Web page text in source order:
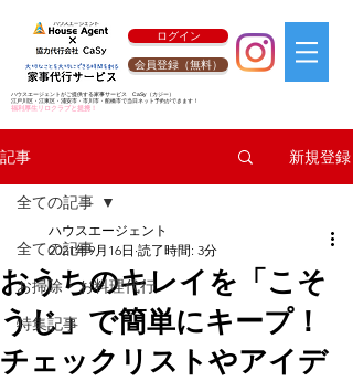
ログイン
会員登録（無料）
ハウスエージェントがご提供する家事サービス CaSy （カジー）
江戸川区・江東区・浦安市・市川市・船橋市で当日ネット予約ができます！
福利厚生リロクラブと提携！
記事 新規登録
全ての記事
お掃除・お料理代行
特集記事
全ての記事
おうちのキレイを「こそ
うじ」で簡単にキープ！
チェックリストやアイデ
ハウスエージェント
2021年9月16日 読了時間: 3分